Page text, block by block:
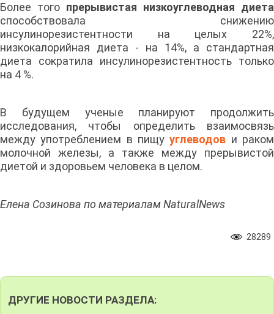
Более того прерывистая низкоуглеводная диета
способствовала снижению
инсулинорезистентности на целых 22%,
низкокалорийная диета - на 14%, а стандартная
диета сократила инсулинорезистентность только
на 4 %.
В будущем ученые планируют продолжить
исследования, чтобы определить взаимосвязь
между употреблением в пищууглеводов и раком
молочной железы, а также между прерывистой
диетой и здоровьем человека в целом.
Елена Созинова по материалам NaturalNews
28289
ДРУГИЕ НОВОСТИ РАЗДЕЛА: